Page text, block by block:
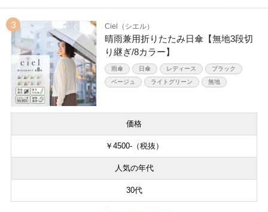
Ciel（シエル）
晴雨兼用折りたたみ日傘【無地3段切
り継ぎ/8カラー】
雨傘 日傘 レディース
ブラック
ベージュ
ライトグリーン 無地
価格
￥4500-（税抜）
人気の年代
30代